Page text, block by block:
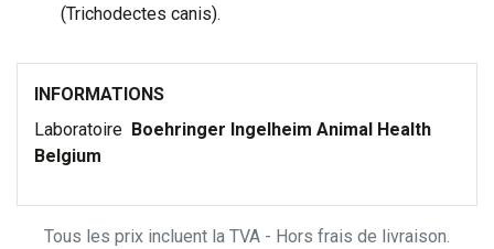
(Trichodectes canis).
INFORMATIONS
Laboratoire Boehringer Ingelheim Animal Health
Belgium
Tous les prix incluent la TVA - Hors frais de livraison.